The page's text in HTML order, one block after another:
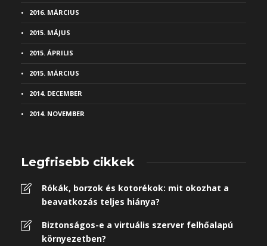
2016. MÁRCIUS
2015. MÁJUS
2015. ÁPRILIS
2015. MÁRCIUS
2014. DECEMBER
2014. NOVEMBER
Legfrisebb cikkek
Rókák, borzok és kotorékok: mit okozhat a
beavatkozás teljes hiánya?
Biztonságos-e a virtuális szerver felhőalapú
környezetben?